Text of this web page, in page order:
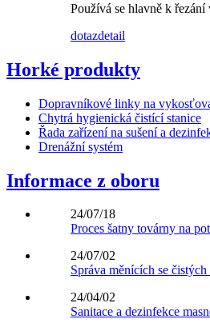
Používá se hlavně k
dotazdetail
Horké produkty
Dopravníkové linky na
Chytrá hygienická čistící stanice
Řada zařízení na sušení a
Drenážní systém
Informace z oboru
24/07/18
Proces šatny továrny na
24/07/02
Správa měnících se
24/04/02
Sanitace a dezinfekce